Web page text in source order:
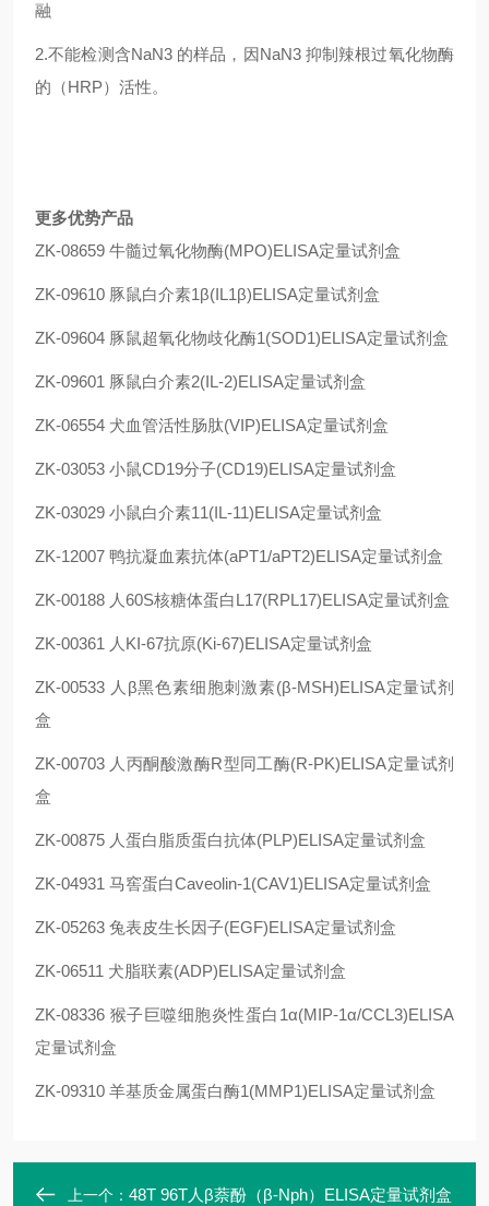
融
2.不能检测含NaN3 的样品，因NaN3 抑制辣根过氧化物酶
的（HRP）活性。
更多优势产品
ZK-08659 牛髓过氧化物酶(MPO)ELISA定量试剂盒
ZK-09610 豚鼠白介素1β(IL1β)ELISA定量试剂盒
ZK-09604 豚鼠超氧化物歧化酶1(SOD1)ELISA定量试剂盒
ZK-09601 豚鼠白介素2(IL-2)ELISA定量试剂盒
ZK-06554 犬血管活性肠肽(VIP)ELISA定量试剂盒
ZK-03053 小鼠CD19分子(CD19)ELISA定量试剂盒
ZK-03029 小鼠白介素11(IL-11)ELISA定量试剂盒
ZK-12007 鸭抗凝血素抗体(aPT1/aPT2)ELISA定量试剂盒
ZK-00188 人60S核糖体蛋白L17(RPL17)ELISA定量试剂盒
ZK-00361 人KI-67抗原(Ki-67)ELISA定量试剂盒
ZK-00533 人β黑色素细胞刺激素(β-MSH)ELISA定量试剂
盒
ZK-00703 人丙酮酸激酶R型同工酶(R-PK)ELISA定量试剂
盒
ZK-00875 人蛋白脂质蛋白抗体(PLP)ELISA定量试剂盒
ZK-04931 马窖蛋白Caveolin-1(CAV1)ELISA定量试剂盒
ZK-05263 兔表皮生长因子(EGF)ELISA定量试剂盒
ZK-06511 犬脂联素(ADP)ELISA定量试剂盒
ZK-08336 猴子巨噬细胞炎性蛋白1α(MIP-1α/CCL3)ELISA
定量试剂盒
ZK-09310 羊基质金属蛋白酶1(MMP1)ELISA定量试剂盒
上一个： 48T 96T人β萘酚（β-Nph）ELISA定量试剂盒